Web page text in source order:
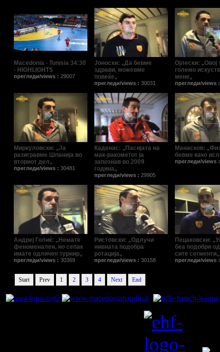
Macedonia - Tunisia 34:30
- HIGHLIGHTS
прегледи/views : 29007
Јоноски: „Да бевме
здрави, можевме
повеќе„
прегледи/views : 30031
Ојлески: „Овој
големо
мене„
прегледи/views
Миркуловски: „Ја
разигравме Шпанија во
вториот дел„
прегледи/views : 30481
Каденас: „Пасијата на
мак-ракометот ја
запознав во 2009
година„
прегледи/views : 29905
Манасков:
бевме како
прегледи/views
Андреј Голиќ: „Немате
феноменален, но сепак
имате одличен турнир„
прегледи/views : 30369
Ристовски: „Одлучи
нивната подобра
ротација„
прегледи/views : 30158
Пецаковски:
беа подобри
сите сегменти„
прегледи/views
Start Prev 1 2 3 4 Next End